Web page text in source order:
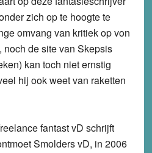
zich op te hoogte te
omvang van kritiek op von
noch de site van Skepsis
kan toch niet ernstig
hij ook weet van raketten
fantast vD schrijft
Smolders vD, in 2006